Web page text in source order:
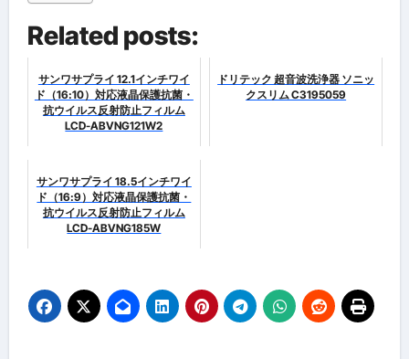
Related posts:
サンワサプライ 12.1インチワイ
ド（16:10）対応液晶保護抗菌・
抗ウイルス反射防止フィルム
LCD-ABVNG121W2
ドリテック 超音波洗浄器 ソニッ
クスリム C3195059
サンワサプライ 18.5インチワイ
ド（16:9）対応液晶保護抗菌・
抗ウイルス反射防止フィルム
LCD-ABVNG185W